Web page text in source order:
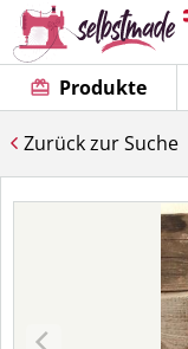
Produkte
Zurück zur Suche